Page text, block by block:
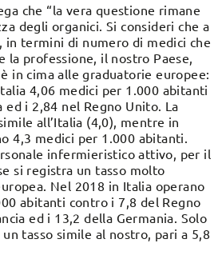
che “la vera questione rimane
degli organici. Si consideri che a
in termini di numero di medici che
la professione, il nostro Paese,
in cima alle graduatorie europee:
4,06 medici per 1.000 abitanti
ed i 2,84 nel Regno Unito. La
all’Italia (4,0), mentre in
4,3 medici per 1.000 abitanti.
infermieristico attivo, per il
si registra un tasso molto
Nel 2018 in Italia operano
abitanti contro i 7,8 del Regno
ed i 13,2 della Germania. Solo
tasso simile al nostro, pari a 5,8